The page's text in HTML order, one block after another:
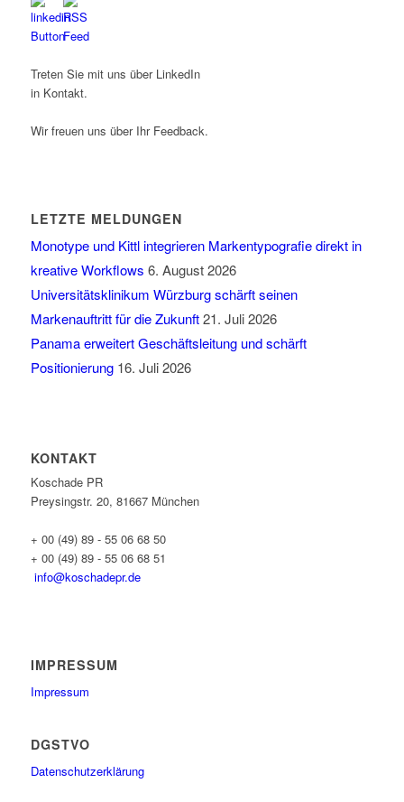
Treten Sie mit uns über LinkedIn
in Kontakt.
Wir freuen uns über Ihr Feedback.
LETZTE MELDUNGEN
Monotype und Kittl integrieren Markentypografie direkt in
kreative Workflows 6. August 2026
Universitätsklinikum Würzburg schärft seinen
Markenauftritt für die Zukunft 21. Juli 2026
Panama erweitert Geschäftsleitung und schärft
Positionierung 16. Juli 2026
KONTAKT
Koschade PR
Preysingstr. 20, 81667 München
+ 00 (49) 89 - 55 06 68 50
+ 00 (49) 89 - 55 06 68 51
info@koschadepr.de
IMPRESSUM
Impressum
DGSTVO
Datenschutzerklärung